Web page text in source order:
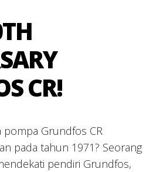
CR!
pompa Grundfos CR
pada tahun 1971? Seorang
pendiri Grundfos,